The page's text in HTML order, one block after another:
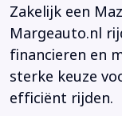
Zakelijk een
Margeauto.nl
financieren en
sterke keuze
efficiënt rijden.